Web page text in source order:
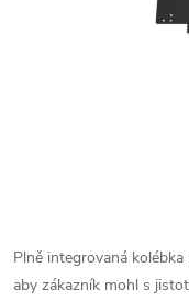
Plně integrovaná
aby zákazník mohl s